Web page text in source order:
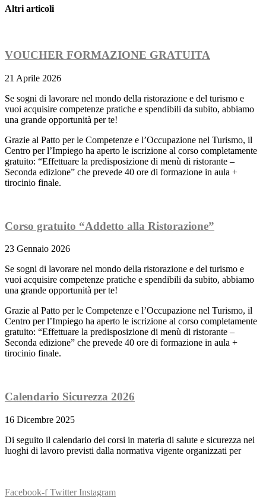
Altri articoli
VOUCHER FORMAZIONE GRATUITA
21 Aprile 2026
Se sogni di lavorare nel mondo della ristorazione e del turismo e
vuoi acquisire competenze pratiche e spendibili da subito, abbiamo
una grande opportunità per te!
Grazie al Patto per le Competenze e l’Occupazione nel Turismo, il
Centro per l’Impiego ha aperto le iscrizione al corso completamente
gratuito: “Effettuare la predisposizione di menù di ristorante –
Seconda edizione” che prevede 40 ore di formazione in aula +
tirocinio finale.
Corso gratuito “Addetto alla Ristorazione”
23 Gennaio 2026
Se sogni di lavorare nel mondo della ristorazione e del turismo e
vuoi acquisire competenze pratiche e spendibili da subito, abbiamo
una grande opportunità per te!
Grazie al Patto per le Competenze e l’Occupazione nel Turismo, il
Centro per l’Impiego ha aperto le iscrizione al corso completamente
gratuito: “Effettuare la predisposizione di menù di ristorante –
Seconda edizione” che prevede 40 ore di formazione in aula +
tirocinio finale.
Calendario Sicurezza 2026
16 Dicembre 2025
Di seguito il calendario dei corsi in materia di salute e sicurezza nei
luoghi di lavoro previsti dalla normativa vigente organizzati per
Facebook-f Twitter Instagram